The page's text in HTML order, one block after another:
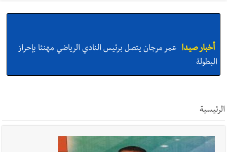
أخبار لبنان
بالصور : قائد الجيش اللبناني العماد رودولف هيكل شدد
الرئيسية